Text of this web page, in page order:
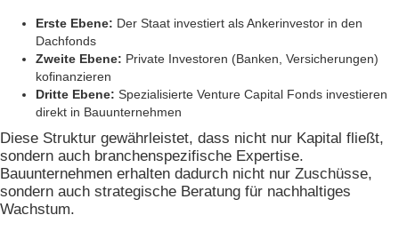
Erste Ebene: Der Staat investiert als Ankerinvestor in den
Dachfonds
Zweite Ebene: Private Investoren (Banken, Versicherungen)
kofinanzieren
Dritte Ebene: Spezialisierte Venture Capital Fonds investieren
direkt in Bauunternehmen
Diese Struktur gewährleistet, dass nicht nur Kapital fließt,
sondern auch branchenspezifische Expertise.
Bauunternehmen erhalten dadurch nicht nur Zuschüsse,
sondern auch strategische Beratung für nachhaltiges
Wachstum.